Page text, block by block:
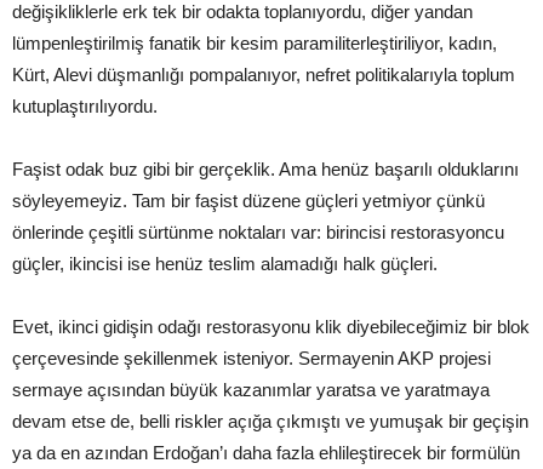
değişikliklerle erk tek bir odakta toplanıyordu, diğer yandan
lümpenleştirilmiş fanatik bir kesim paramiliterleştiriliyor, kadın,
Kürt, Alevi düşmanlığı pompalanıyor, nefret politikalarıyla toplum
kutuplaştırılıyordu.
Faşist odak buz gibi bir gerçeklik. Ama henüz başarılı olduklarını
söyleyemeyiz. Tam bir faşist düzene güçleri yetmiyor çünkü
önlerinde çeşitli sürtünme noktaları var: birincisi restorasyoncu
güçler, ikincisi ise henüz teslim alamadığı halk güçleri.
Evet, ikinci gidişin odağı restorasyonu klik diyebileceğimiz bir blok
çerçevesinde şekillenmek isteniyor. Sermayenin AKP projesi
sermaye açısından büyük kazanımlar yaratsa ve yaratmaya
devam etse de, belli riskler açığa çıkmıştı ve yumuşak bir geçişin
ya da en azından Erdoğan’ı daha fazla ehlileştirecek bir formülün